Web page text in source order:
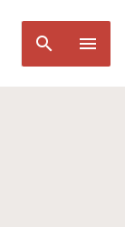
search menu